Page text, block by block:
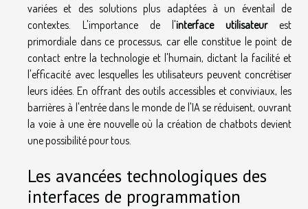
variées et des solutions plus adaptées à un éventail de
contextes. L'importance de l'interface utilisateurest
primordiale dans ce processus, car elle constitue le point de
contact entre la technologie et l'humain, dictant la facilité et
l'efficacité avec lesquelles les utilisateurs peuvent concrétiser
leurs idées. En offrant des outils accessibles et conviviaux, les
barrières à l'entrée dans le monde de l'IA se réduisent, ouvrant
la voie à une ère nouvelle où la création de chatbots devient
une possibilité pour tous.
Les avancées technologiques des
interfaces de programmation